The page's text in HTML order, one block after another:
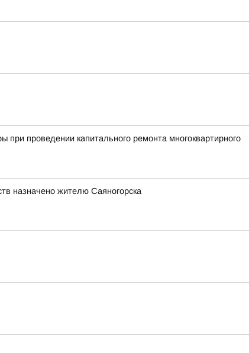
проведении капитального ремонта многоквартирного
назначено жителю Саяногорска